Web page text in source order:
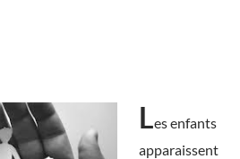
Les enfants
apparaissent